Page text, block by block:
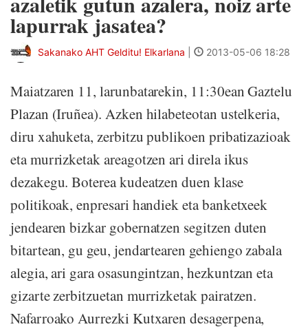
lapurrak jasatea?
Sakanako AHT Gelditu! Elkarlana 2013-05-06 18:28
Maiatzaren 11, larunbatarekin, 11:30ean Gaztelu
Plazan (Iruñea). Azken hilabeteotan ustelkeria,
diru xahuketa, zerbitzu publikoen pribatizazioak
eta murrizketak areagotzen ari direla ikus
dezakegu. Boterea kudeatzen duen klase
politikoak, enpresari handiek eta banketxeek
jendearen bizkar gobernatzen segitzen duten
bitartean, gu geu, jendartearen gehiengo zabala
alegia, ari gara osasungintzan, hezkuntzan eta
gizarte zerbitzuetan murrizketak pairatzen.
Nafarroako Aurrezki Kutxaren desagerpena,